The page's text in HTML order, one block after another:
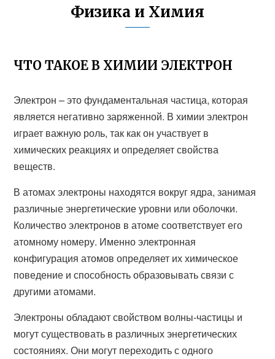
Физика и Химия
ЧТО ТАКОЕ В ХИМИИ ЭЛЕКТРОН
Электрон – это фундаментальная частица, которая
является негативно заряженной. В химии электрон
играет важную роль, так как он участвует в
химических реакциях и определяет свойства
веществ.
В атомах электроны находятся вокруг ядра, занимая
различные энергетические уровни или оболочки.
Количество электронов в атоме соответствует его
атомному номеру. Именно электронная
конфигурация атомов определяет их химическое
поведение и способность образовывать связи с
другими атомами.
Электроны обладают свойством волны-частицы и
могут существовать в различных энергетических
состояниях. Они могут переходить с одного